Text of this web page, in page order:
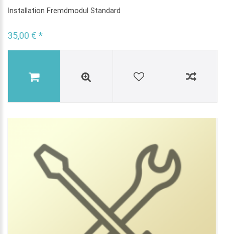
Installation Fremdmodul Standard
35,00 € *